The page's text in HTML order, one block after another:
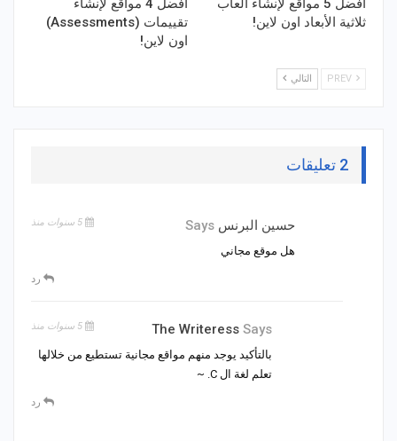
أفضل 5 مواقع لإنشاء ألعاب
ثلاثية الأبعاد اون لاين!
أفضل 4 مواقع لإنشاء
تقييمات (Assessments)
اون لاين!
التالي
2 تعليقات
حسين البرنس Says
هل موقع مجاني
رد
The Writeress Says
بالتأكيد يوجد منهم مواقع مجانية تستطيع من خلالها
تعلم لغة ال C. ~
رد